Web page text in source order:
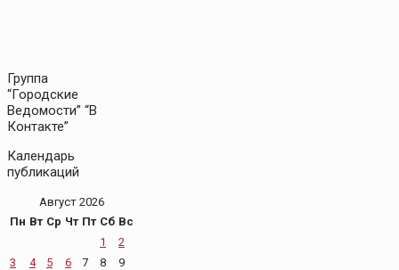
Группа
“Городские
Ведомости” “В
Контакте”
Календарь
публикаций
Август 2026
Пн Вт Ср Чт Пт Сб Вс
1
2
3
4 5 6 7 8
9